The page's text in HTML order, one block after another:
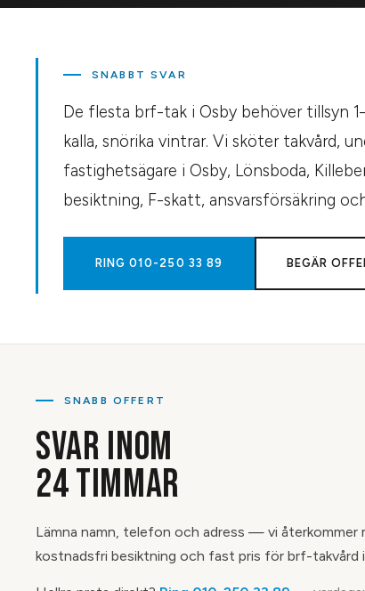
SNABBT SVAR
De flesta brf-tak i Osby behöver tillsyn
kalla, snörika vintrar. Vi sköter takvård,
fastighetsägare i Osby, Lönsboda,
besiktning, F-skatt, ansvarsförsäkring
RING010-250 33 89 BEGÄR
SNABB OFFERT
SVAR INOM
24 TIMMAR
Lämna namn, telefon och adress — vi återkommer
kostnadsfri besiktning och fast pris för brf-takvård